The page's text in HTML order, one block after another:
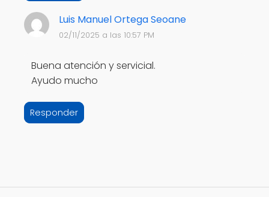
Luis Manuel Ortega Seoane
02/11/2025 a las 10:57 PM
Buena atención y servicial.
Ayudo mucho
Responder